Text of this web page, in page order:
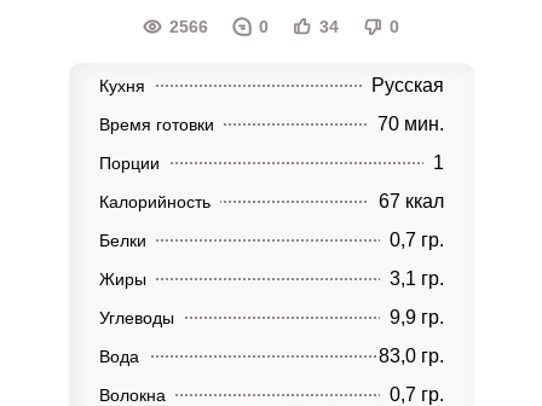
2566 0 34 0
Кухня Русская
Время готовки 70 мин.
Порции 1
Калорийность 67 ккал
Белки 0,7 гр.
Жиры 3,1 гр.
Углеводы 9,9 гр.
Вода 83,0 гр.
Волокна 0,7 гр.